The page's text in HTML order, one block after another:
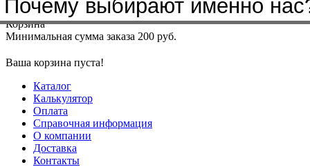
Меню+7(4912)50-37-50sbit@krep62.ru
Корзина
Минимальная сумма заказа 200 руб.
Ваша корзина пуста!
Каталог
Калькулятор
Оплата
Справочная информация
О компании
Доставка
Контакты
Почему выбирают именно